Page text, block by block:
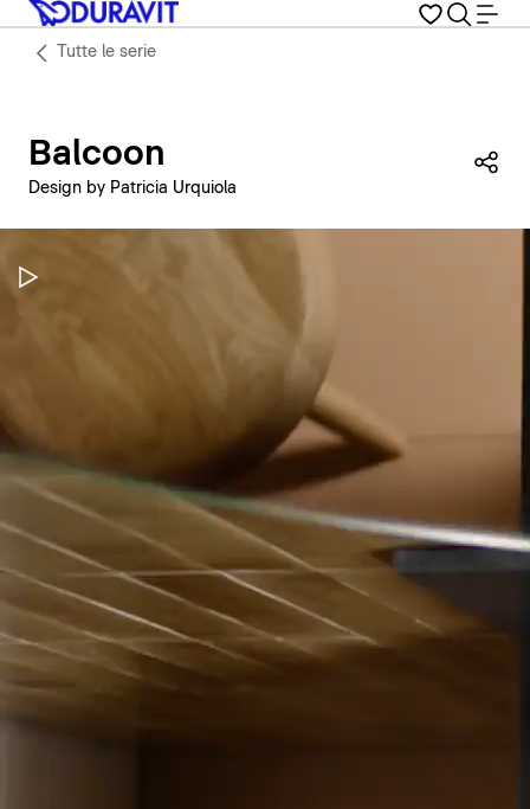
Tutte le serie
Balcoon
Design by Patricia Urquiola
Metti in pausa il video